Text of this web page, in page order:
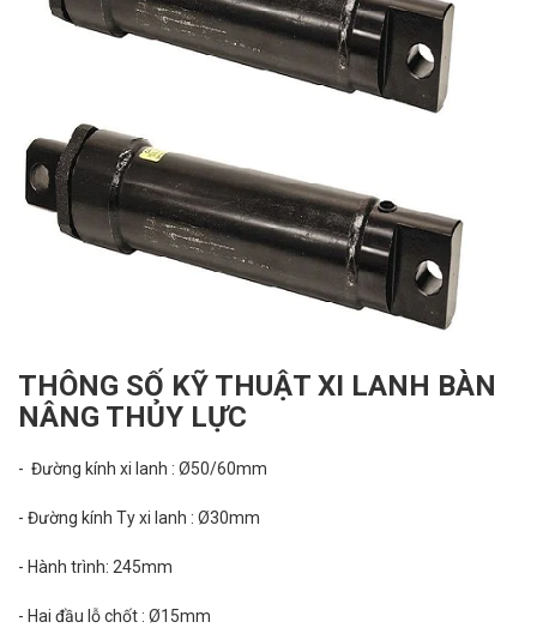
THÔNG SỐ KỸ THUẬT XI LANH BÀN
NÂNG THỦY LỰC
- Đường kính xi lanh : Ø50/60mm
- Đường kính Ty xi lanh : Ø30mm
- Hành trình: 245mm
- Hai đầu lỗ chốt : Ø15mm